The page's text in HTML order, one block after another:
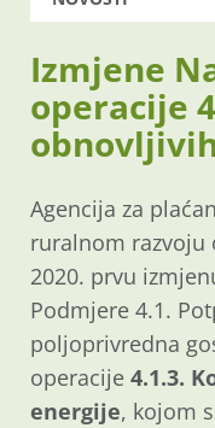
Izmjene
operacije
Agencija za
ruralnom razvoju
2020. prvu
Podmjere 4.1.
poljoprivredna
operacije 4.1.3.
energije, kojom